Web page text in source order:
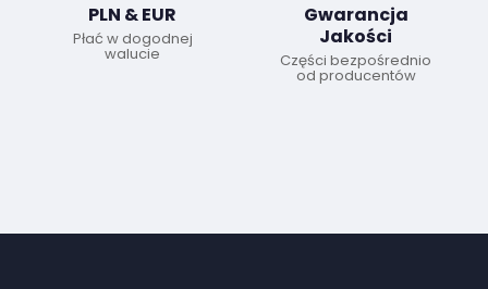
PLN & EUR
Płać w dogodnej
walucie
Gwarancja
Jakości
Części bezpośrednio
od producentów